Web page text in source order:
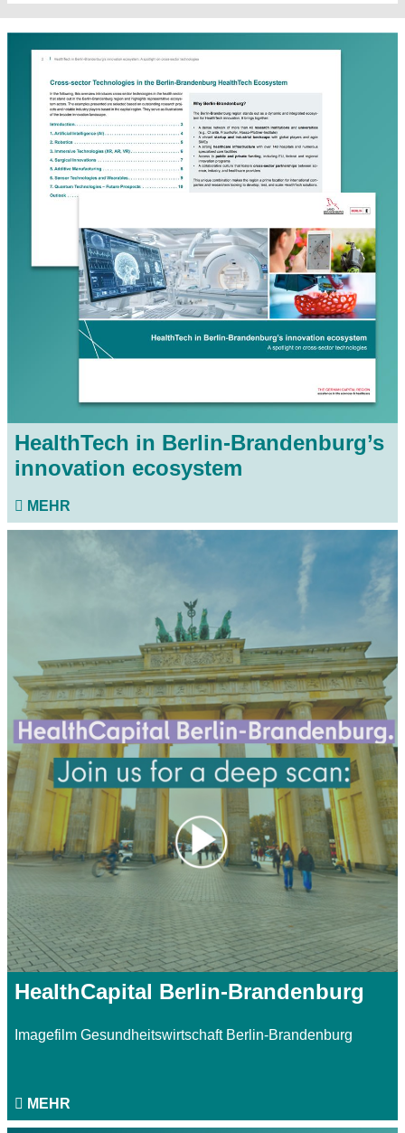
HealthTech in Berlin-Brandenburg’s
innovation ecosystem
MEHR
HealthCapital Berlin-Brandenburg
Imagefilm Gesundheitswirtschaft Berlin-Brandenburg
MEHR